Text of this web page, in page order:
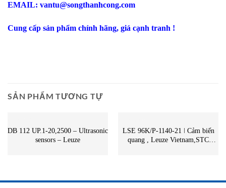
EMAIL: vantu@songthanhcong.com
Cung cấp sản phẩm chính hãng, giá cạnh tranh !
SẢN PHẨM TƯƠNG TỰ
DB 112 UP.1-20,2500 – Ultrasonic
sensors – Leuze
LSE 96K/P-1140-21 ǀ Cảm biến
quang , Leuze Vietnam,STC